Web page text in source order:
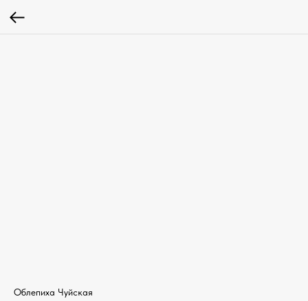
Облепиха Чуйская